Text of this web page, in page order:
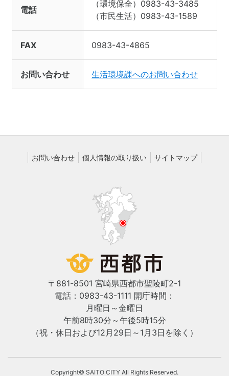
電話
（環境保全）0983-43-3485
（市民生活）0983-43-1589
FAX 0983-43-4865
お問い合わせ 生活環境課へのお問い合わせ
お問い合わせ 個人情報の取り扱い サイトマップ
〒881-8501 宮崎県西都市聖陵町2-1
電話：0983-43-1111 開庁時間：
月曜日～金曜日
午前8時30分～午後5時15分
（祝・休日および12月29日～1月3日を除く）
Copyright© SAITO CITY All Rights Reserved.